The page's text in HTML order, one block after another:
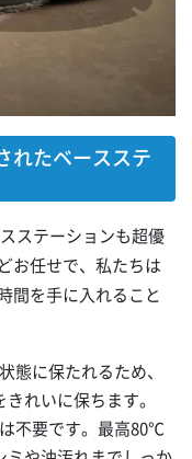
れたベースステ
ステーションも超優
お任せで、私たちは
間を手に入れること
態に保たれるため、
れいに保ちます。
不要です。最高80℃